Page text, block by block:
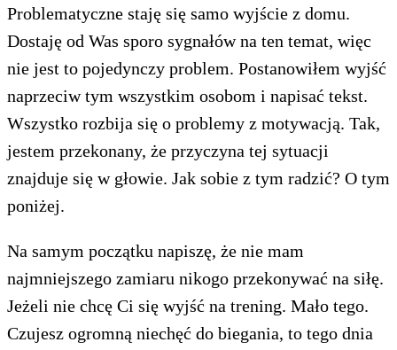
Problematyczne staję się samo wyjście z domu.
Dostaję od Was sporo sygnałów na ten temat, więc
nie jest to pojedynczy problem. Postanowiłem wyjść
naprzeciw tym wszystkim osobom i napisać tekst.
Wszystko rozbija się o problemy z motywacją. Tak,
jestem przekonany, że przyczyna tej sytuacji
znajduje się w głowie. Jak sobie z tym radzić? O tym
poniżej.
Na samym początku napiszę, że nie mam
najmniejszego zamiaru nikogo przekonywać na siłę.
Jeżeli nie chcę Ci się wyjść na trening. Mało tego.
Czujesz ogromną niechęć do biegania, to tego dnia